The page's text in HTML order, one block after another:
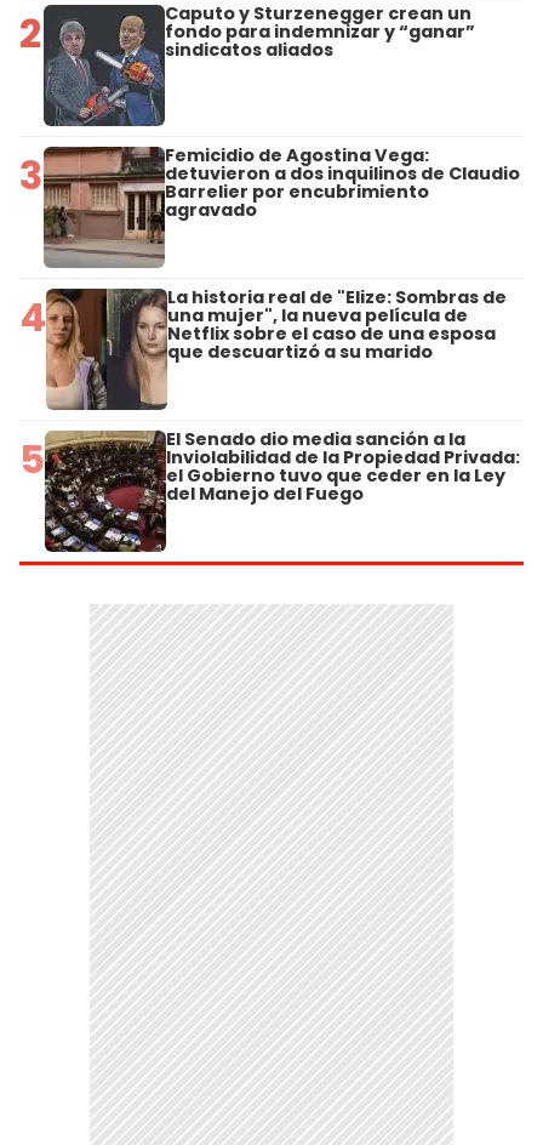
2 Caputo y Sturzenegger crean un
fondo para indemnizar y “ganar”
sindicatos aliados
3 Femicidio de Agostina Vega:
detuvieron a dos inquilinos de Claudio
Barrelier por encubrimiento
agravado
4 La historia real de "Elize: Sombras de
una mujer", la nueva película de
Netflix sobre el caso de una esposa
que descuartizó a su marido
5 El Senado dio media sanción a la
Inviolabilidad de la Propiedad Privada:
el Gobierno tuvo que ceder en la Ley
del Manejo del Fuego